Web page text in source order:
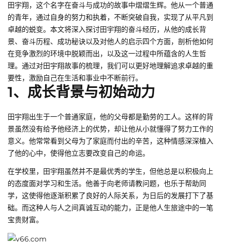
田宇翔，这个名字在奋斗与成功的故事中熠熠生辉。他从一个普通
的青年，通过自身的努力和执着，不断突破自我，实现了从平凡到
卓越的蜕变。本文将深入探讨田宇翔的奋斗经历，从他的成长背
景、奋斗历程、成功秘诀以及对他人的启示四个方面，剖析他如何
在竞争激烈的环境中脱颖而出，以及这一过程中所蕴含的人生哲
理。通过对田宇翔故事的梳理，我们可以更好地理解追求卓越的重
要性，激励自己在生活和事业中不断前行。
1、成长背景与初始动力
田宇翔出生于一个普通家庭，他的父母都是勤劳的工人。这样的背
景虽然没有给予他经济上的优势，却让他从小就懂得了努力工作的
意义。他常常看到父母为了家庭而付出的辛苦，这种情感深深植入
了他的心中，使得他立志要改变自己的命运。
在学校里，田宇翔虽然并不是最优秀的学生，但他总是以积极向上
的态度面对学习和生活。他善于向老师请教问题，也乐于帮助同
学，这使得他逐渐积累了良好的人际关系，为日后的发展打下了基
础。而这种人与人之间真诚互动的能力，正是他人生旅途中的一笔
宝贵财富。